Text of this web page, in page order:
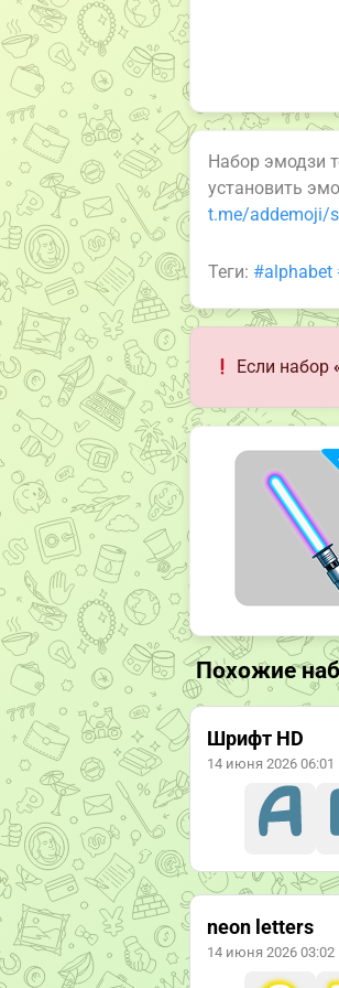
Набор эмодзи
установить
t.me/addemoji/
Теги: #alphabet
Если набор
Похожие
Шрифт HD
14 июня 2026 06:01
neon letters
14 июня 2026 03:02